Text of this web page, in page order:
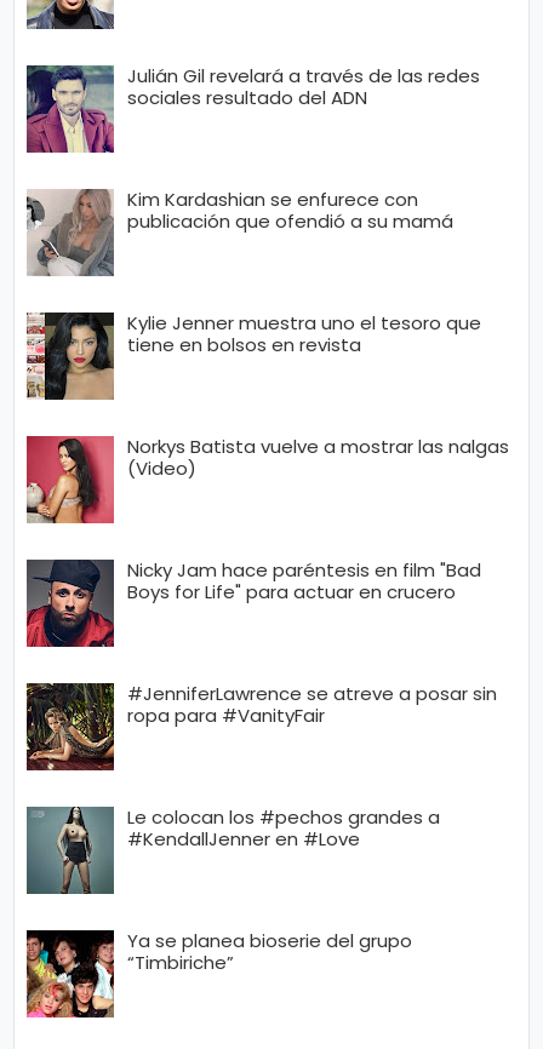
Julián Gil revelará a través de las redes
sociales resultado del ADN
Kim Kardashian se enfurece con
publicación que ofendió a su mamá
Kylie Jenner muestra uno el tesoro que
tiene en bolsos en revista
Norkys Batista vuelve a mostrar las nalgas
(Video)
Nicky Jam hace paréntesis en film "Bad
Boys for Life" para actuar en crucero
#JenniferLawrence se atreve a posar sin
ropa para #VanityFair
Le colocan los #pechos grandes a
#KendallJenner en #Love
Ya se planea bioserie del grupo
“Timbiriche”